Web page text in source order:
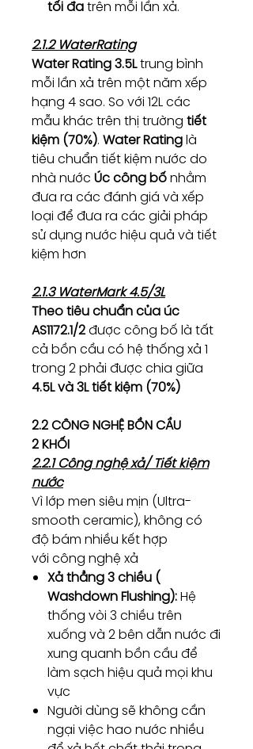
tối đatrên mỗi lần xả.
2.1.2 WaterRating
Water Rating 3.5Ltrung bình
mỗi lần xả trên một năm xếp
hạng 4 sao. So với 12L các
mẫu khác trên thị trường tiết
kiệm (70%). Water Ratinglà
tiêu chuẩn tiết kiệm nước do
nhà nước Úc công bốnhằm
đưa ra các đánh giá và xếp
loại để đưa ra các giải pháp
sử dụng nước hiệu quả và tiết
kiệm hơn
2.1.3 WaterMark 4.5/3L
Theo tiêu chuẩn của úc
AS1172.1/2được công bố là tất
cả bồn cầu có hệ thống xả 1
trong 2 phải được chia giữa
4.5L và 3L tiết kiệm (70%)
2.2 CÔNG NGHỆ BỒN CẦU
2 KHỐI
2.2.1 Công nghệ xả/ Tiết kiệm
nước
Vì lớp men siêu mịn (Ultra-
smooth ceramic), không có
độ bám nhiều kết hợp
với công nghệ xả
Xả thẳng 3 chiều (
Washdown Flushing):Hệ
thống vòi 3 chiều trên
xuống và 2 bên dẫn nước đi
xung quanh bồn cầu để
làm sạch hiệu quả mọi khu
vực
Người dùng sẽ không cần
ngại việc hao nước nhiều